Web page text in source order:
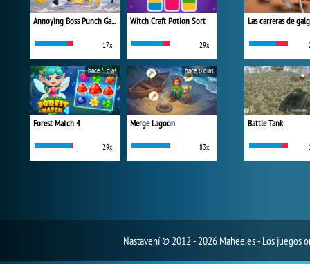
Annoying Boss Punch Game
17x
Witch Craft Potion Sort
29x
Forest Match 4
29x
hace 5 días
Merge Lagoon
83x
hace 6 días
Las carreras de
Battle Tank
Nastavení© 2012 - 2026 Mahee.es - Los juegos